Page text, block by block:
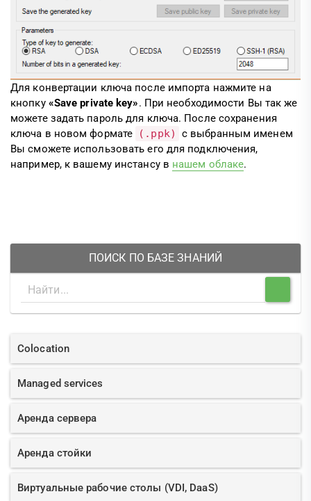
Для конвертации ключа после импорта нажмите на
кнопку «Save private key». При необходимости Вы так же
можете задать пароль для ключа. После сохранения
ключа в новом формате
(.ppk)
с выбранным именем
Вы сможете использовать его для подключения,
например, к вашему инстансу в нашем облаке.
ПОИСК ПО БАЗЕ ЗНАНИЙ
Colocation
Managed services
Аренда сервера
Аренда стойки
Виртуальные рабочие столы (VDI, DaaS)